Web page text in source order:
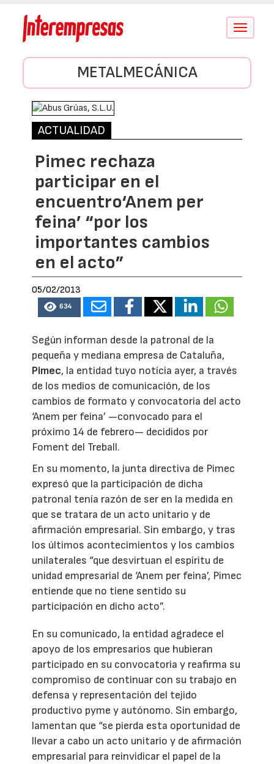
Conmutar
METALMECÁNICA
ACTUALIDAD
Pimec rechaza
participar en el
encuentro‘Anem per
feina’ “por los
importantes cambios
en el acto”
05/02/2013
634
Según informan desde la patronal de la
pequeña y mediana empresa de Cataluña,
Pimec, la entidad tuyo notícia ayer, a través
de los medios de comunicación, de los
cambios de formato y convocatoria del acto
‘Anem per feina’ —convocado para el
próximo 14 de febrero— decididos por
Foment del Treball.
En su momento, la junta directiva de Pimec
expresó que la participación de dicha
patronal tenía razón de ser en la medida en
que se tratara de un acto unitario y de
afirmación empresarial. Sin embargo, y tras
los últimos acontecimientos y los cambios
unilaterales “que desvirtuan el espíritu de
unidad empresarial de ‘Anem per feina’, Pimec
entiende que no tiene sentido su
participación en dicho acto”.
En su comunicado, la entidad agradece el
apoyo de los empresarios que hubieran
participado en su convocatoria y reafirma su
compromiso de continuar con su trabajo en
defensa y representación del tejido
productivo pyme y autónomo. Sin embargo,
lamentan que “se pierda esta oportunidad de
llevar a cabo un acto unitario y de afirmación
empresarial para reinvidicar el papel de la